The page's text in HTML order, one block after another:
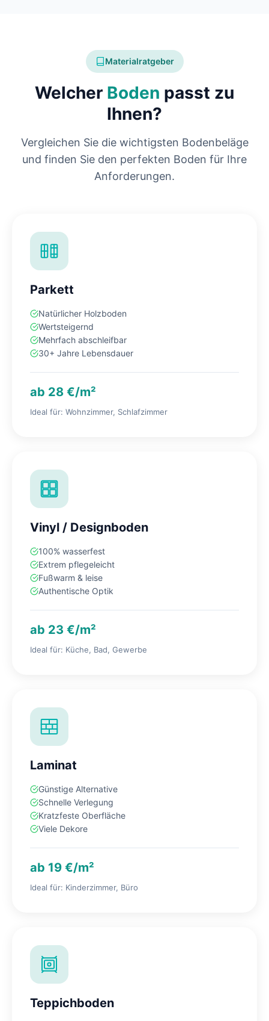
Materialratgeber
Welcher Boden passt zu
Ihnen?
Vergleichen Sie die wichtigsten Bodenbeläge
und finden Sie den perfekten Boden für Ihre
Anforderungen.
Parkett
Natürlicher Holzboden
Wertsteigernd
Mehrfach abschleifbar
30+ Jahre Lebensdauer
ab 28 €/m²
Ideal für: Wohnzimmer, Schlafzimmer
Vinyl / Designboden
100% wasserfest
Extrem pflegeleicht
Fußwarm & leise
Authentische Optik
ab 23 €/m²
Ideal für: Küche, Bad, Gewerbe
Laminat
Günstige Alternative
Schnelle Verlegung
Kratzfeste Oberfläche
Viele Dekore
ab 19 €/m²
Ideal für: Kinderzimmer, Büro
Teppichboden